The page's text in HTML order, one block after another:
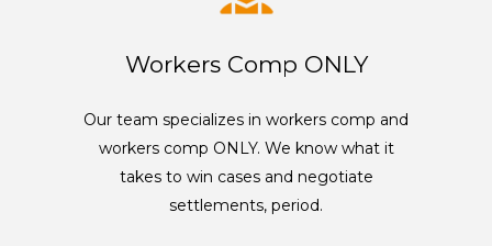
Workers Comp ONLY
Our team specializes in workers comp and
workers comp ONLY. We know what it
takes to win cases and negotiate
settlements, period.